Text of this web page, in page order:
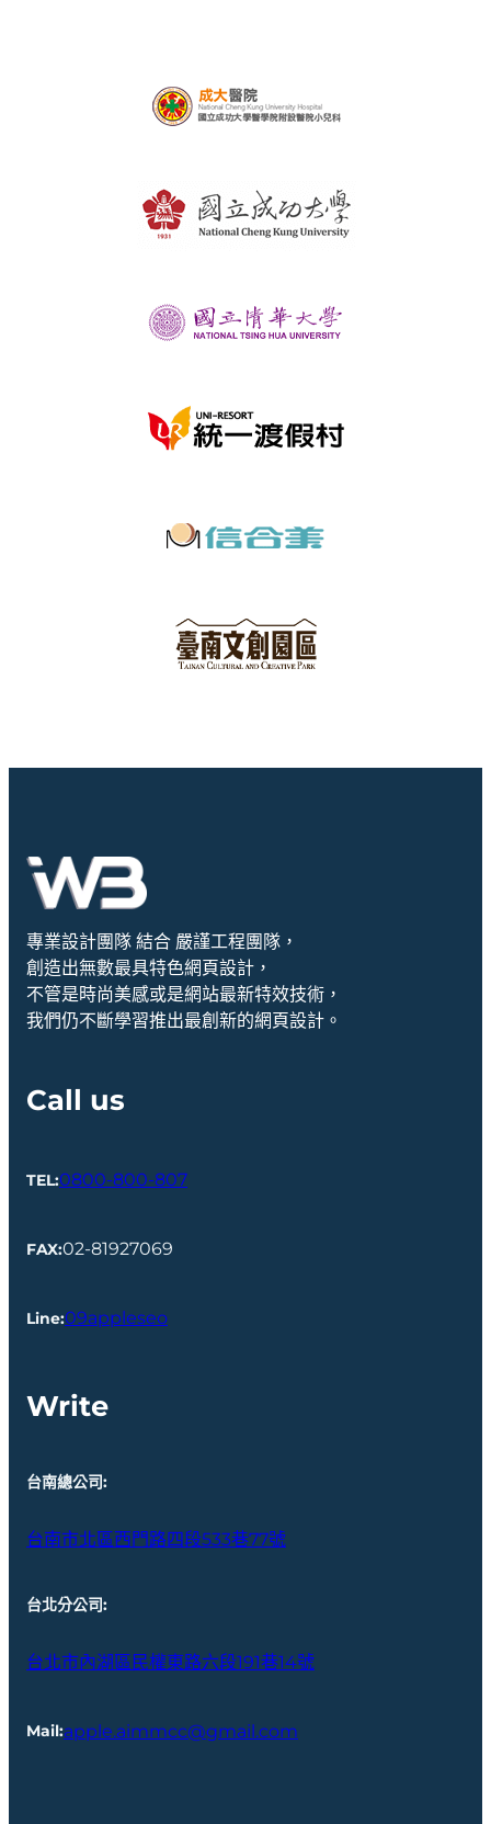
專業設計團隊 結合 嚴謹工程團隊，
創造出無數最具特色網頁設計，
不管是時尚美感或是網站最新特效技術，
我們仍不斷學習推出最創新的網頁設計。
Call us
TEL:0800-800-807
FAX:02-81927069
Line:09appleseo
Write
台南總公司:
台南市北區西門路四段533巷77號
台北分公司:
台北市內湖區民權東路六段191巷14號
Mail:apple.aimmcc@gmail.com